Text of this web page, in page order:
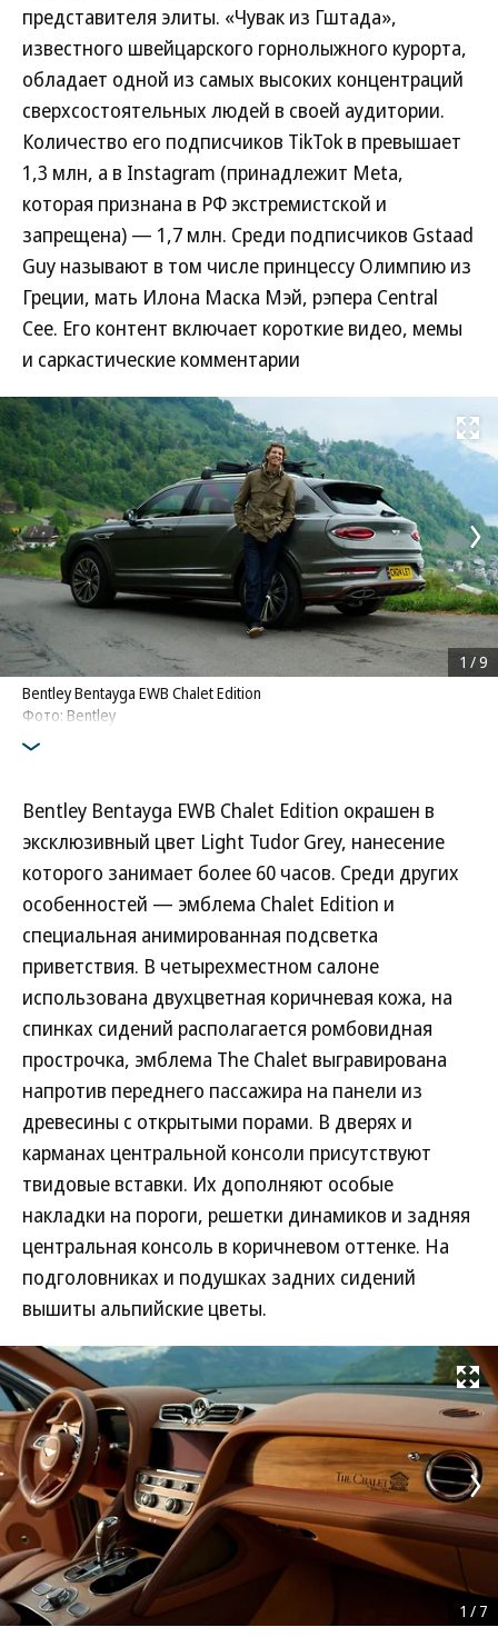
представителя элиты. «Чувак из Гштада»,
известного швейцарского горнолыжного курорта,
обладает одной из самых высоких концентраций
сверхсостоятельных людей в своей аудитории.
Количество его подписчиков TikTok в превышает
1,3 млн, а в Instagram (принадлежит Meta,
которая признана в РФ экстремистской и
запрещена) — 1,7 млн. Среди подписчиков Gstaad
Guy называют в том числе принцессу Олимпию из
Греции, мать Илона Маска Мэй, рэпера Central
Cee. Его контент включает короткие видео, мемы
и саркастические комментарии
Развернуть
Bentley Bentayga EWB Chalet Edition
Фото: Bentley
1 /9
Bentley Bentayga EWB Chalet Edition окрашен в
эксклюзивный цвет Light Tudor Grey, нанесение
которого занимает более 60 часов. Среди других
особенностей — эмблема Chalet Edition и
специальная анимированная подсветка
приветствия. В четырехместном салоне
использована двухцветная коричневая кожа, на
спинках сидений располагается ромбовидная
прострочка, эмблема The Chalet выгравирована
напротив переднего пассажира на панели из
древесины с открытыми порами. В дверях и
карманах центральной консоли присутствуют
твидовые вставки. Их дополняют особые
накладки на пороги, решетки динамиков и задняя
центральная консоль в коричневом оттенке. На
подголовниках и подушках задних сидений
вышиты альпийские цветы.
Развернуть
1 / 7